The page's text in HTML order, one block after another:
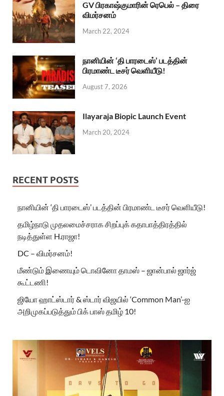
GV பிரகாஷ்குமாரின் ரெபெல் – திரை
விமர்சனம்
March 22, 2024
நானியின் ‘தி பாரடைஸ்’ படத்தின்
பிரமாண்ட டீசர் வெளியீடு!
August 7, 2026
Ilayaraja Biopic Launch Event
March 20, 2024
RECENT POSTS
நானியின் ‘தி பாரடைஸ்’ படத்தின் பிரமாண்ட டீசர் வெளியீடு!
தமிழ்நாடு முதலமைச்சராக சிறப்புக் கதாபாத்திரத்தில்
நடித்துள்ள H.ராஜா!
DC – விமர்சனம்!
மீண்டும் இணையும் டொவினோ தாமஸ் – ஜான்பால் ஜார்ஜ்
கூட்டணி!
ஜியோ ஹாட்ஸ்டார் & ஸ்டார் விஜயில் ‘Common Man’-ஐ
அறிமுகப்படுத்தும் பிக் பாஸ் தமிழ் 10!